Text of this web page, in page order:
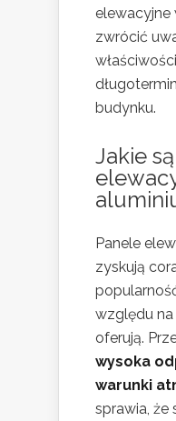
elewacyjne
zwrócić
budynku.
Jakie
Panele
zyskują
względu
oferują.
wysoka
warunki
sprawia, że